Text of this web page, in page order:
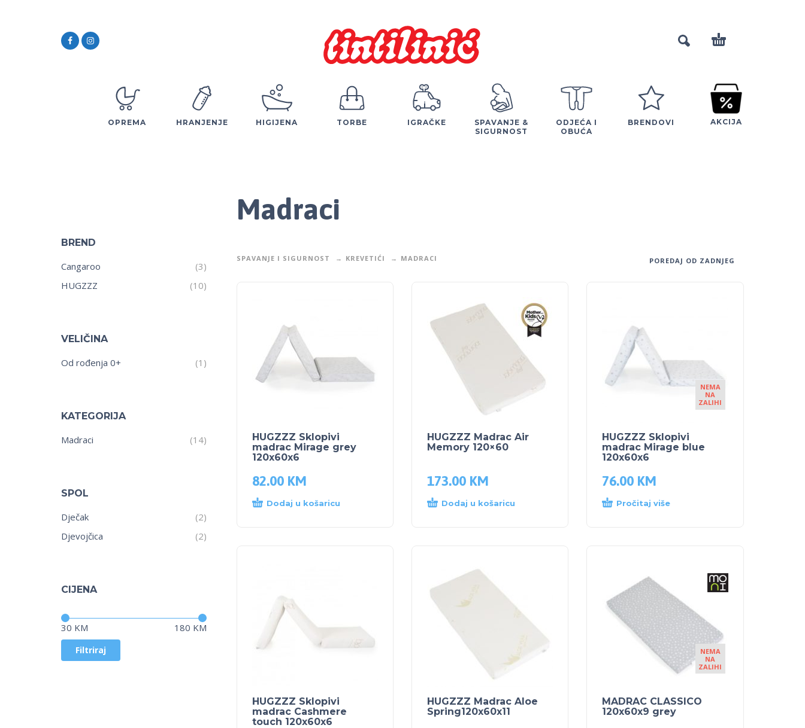
OPREMA HRANJENJE HIGIJENA TORBE IGRAČKE
SPAVANJE &
SIGURNOST
ODJEĆA I
OBUĆA
BRENDOVI AKCIJA
BREND
Cangaroo
(3)
HUGZZZ
(10)
VELIČINA
Od rođenja 0+ (1)
KATEGORIJA
Madraci (14)
SPOL
Dječak
(2)
Djevojčica
(2)
CIJENA
Filtriraj
30 KM 180 KM
Madraci
SPAVANJE I SIGURNOST KREVETIĆI MADRACI POREDAJ OD ZADNJEG
HUGZZZ Sklopivi
madrac Mirage grey
120x60x6
82.00 KM
Dodaj u košaricu
HUGZZZ Madrac Air
Memory 120×60
173.00 KM
Dodaj u košaricu
NEMA
NA
ZALIHI
HUGZZZ Sklopivi
madrac Mirage blue
120x60x6
76.00 KM
Pročitaj više
HUGZZZ Sklopivi
madrac Cashmere
touch 120x60x6
HUGZZZ Madrac Aloe
Spring120x60x11
NEMA
NA
ZALIHI
MADRAC CLASSICO
120x60x9 grey